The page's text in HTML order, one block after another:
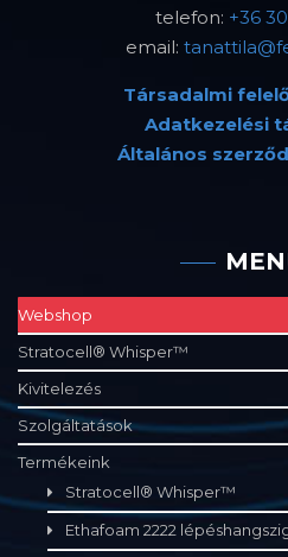
telefon: +36
email:
Társadalmi
Adatkezelési
Általános
Webshop
Stratocell® Whisper™
Kivitelezés
Szolgáltatások
Termékeink
Stratocell® Whisper™
Ethafoam 2222